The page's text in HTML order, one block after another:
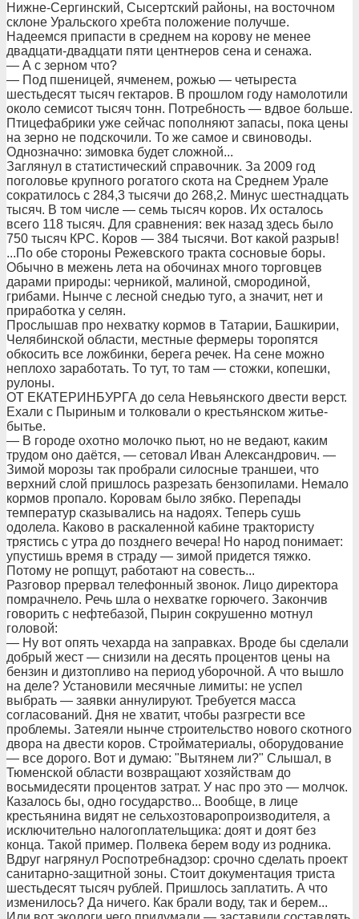
Нижне-Сергинский, Сысертский районы, на восточном
склоне Уральского хребта положение получше.
Надеемся припасти в среднем на корову не менее
двадцати-двадцати пяти центнеров сена и сенажа.
— А с зерном что?
— Под пшеницей, ячменем, рожью — четыреста
шестьдесят тысяч гектаров. В прошлом году намолотили
около семисот тысяч тонн. Потребность — вдвое больше.
Птицефабрики уже сейчас пополняют запасы, пока цены
на зерно не подскочили. То же самое и свиноводы.
Однозначно: зимовка будет сложной...
Заглянул в статистический справочник. За 2009 год
поголовье крупного рогатого скота на Среднем Урале
сократилось с 284,3 тысячи до 268,2. Минус шестнадцать
тысяч. В том числе — семь тысяч коров. Их осталось
всего 118 тысяч. Для сравнения: век назад здесь было
750 тысяч КРС. Коров — 384 тысячи. Вот какой разрыв!
...По обе стороны Режевского тракта сосновые боры.
Обычно в межень лета на обочинах много торговцев
дарами природы: черникой, малиной, смородиной,
грибами. Нынче с лесной снедью туго, а значит, нет и
приработка у селян.
Прослышав про нехватку кормов в Татарии, Башкирии,
Челябинской области, местные фермеры торопятся
обкосить все ложбинки, берега речек. На сене можно
неплохо заработать. То тут, то там — стожки, копешки,
рулоны.
ОТ ЕКАТЕРИНБУРГА до села Невьянского двести верст.
Ехали с Пыриным и толковали о крестьянском житье-
бытье.
— В городе охотно молочко пьют, но не ведают, каким
трудом оно даётся, — сетовал Иван Александрович. —
Зимой морозы так пробрали силосные траншеи, что
верхний слой пришлось разрезать бензопилами. Немало
кормов пропало. Коровам было зябко. Перепады
температур сказывались на надоях. Теперь сушь
одолела. Каково в раскаленной кабине трактористу
трястись с утра до позднего вечера! Но народ понимает:
упустишь время в страду — зимой придется тяжко.
Потому не ропщут, работают на совесть...
Разговор прервал телефонный звонок. Лицо директора
помрачнело. Речь шла о нехватке горючего. Закончив
говорить с нефтебазой, Пырин сокрушенно мотнул
головой:
— Ну вот опять чехарда на заправках. Вроде бы сделали
добрый жест — снизили на десять процентов цены на
бензин и дизтопливо на период уборочной. А что вышло
на деле? Установили месячные лимиты: не успел
выбрать — заявки аннулируют. Требуется масса
согласований. Дня не хватит, чтобы разгрести все
проблемы. Затеяли нынче строительство нового скотного
двора на двести коров. Стройматериалы, оборудование
— все дорого. Вот и думаю: "Вытянем ли?" Слышал, в
Тюменской области возвращают хозяйствам до
восьмидесяти процентов затрат. У нас про это — молчок.
Казалось бы, одно государство... Вообще, в лице
крестьянина видят не сельхозтоваропроизводителя, а
исключительно налогоплательщика: доят и доят без
конца. Такой пример. Полвека берем воду из родника.
Вдруг нагрянул Роспотребнадзор: срочно сделать проект
санитарно-защитной зоны. Стоит документация триста
шестьдесят тысяч рублей. Пришлось заплатить. А что
изменилось? Да ничего. Как брали воду, так и берем...